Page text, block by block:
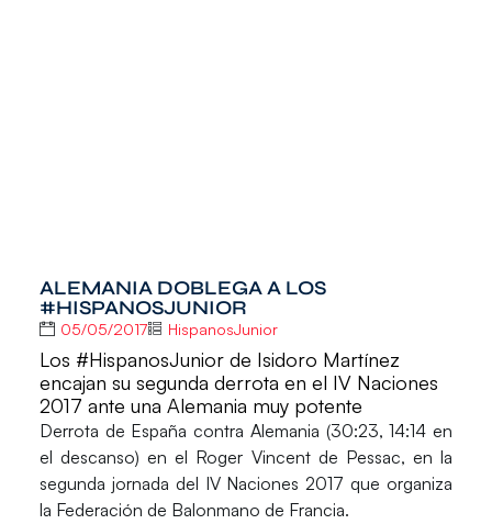
ALEMANIA DOBLEGA A LOS
#HISPANOSJUNIOR
05/05/2017 HispanosJunior
Los #HispanosJunior de Isidoro Martínez
encajan su segunda derrota en el IV Naciones
2017 ante una Alemania muy potente
Derrota de Españacontra Alemania (30:23, 14:14 en
el descanso) en el Roger Vincent de Pessac, en la
segunda jornada del IV Naciones 2017 que organiza
la Federación de Balonmano de Francia.